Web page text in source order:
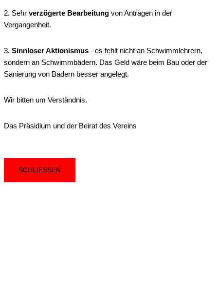
2. Sehr verzögerte Bearbeitung von Anträgen in der
Vergangenheit.
3. Sinnloser Aktionismus - es fehlt nicht an Schwimmlehrern,
sondern an Schwimmbädern. Das Geld wäre beim Bau oder der
Sanierung von Bädern besser angelegt.
Wir bitten um Verständnis.
Das Präsidium und der Beirat des Vereins
SCHLIESSEN